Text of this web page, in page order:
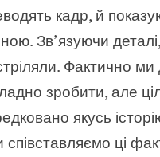
кадр, й
Зв’язуючи
Фактично ми
зробити, але
якусь
співставляємо ці